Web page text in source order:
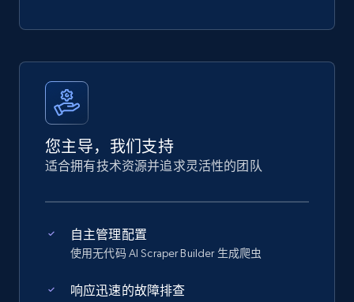
您主导，我们支持
适合拥有技术资源并追求灵活性的团队
自主管理配置
使用无代码 AI Scraper Builder 生成爬虫
响应迅速的故障排查